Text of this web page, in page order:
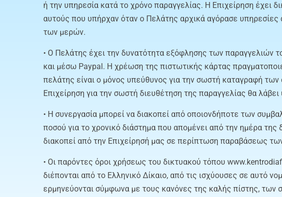
ή την υπηρεσία κατά το χρόνο παραγγελίας. Η Επιχείρηση
αυτούς που υπήρχαν όταν ο Πελάτης αρχικά αγόρασε
των μερών.
• Ο Πελάτης έχει την δυνατότητα εξόφλησης των παραγγελιών
και μέσω Paypal. Η χρέωση της πιστωτικής κάρτας
πελάτης είναι ο μόνος υπεύθυνος για την σωστή καταγραφή
Επιχείρηση για την σωστή διευθέτηση της παραγγελίας θα
• Η συνεργασία μπορεί να διακοπεί από οποιονδήποτε των
ποσού για το χρονικό διάστημα που απομένει από την ημέρα
διακοπεί από την Επιχείρησή μας σε περίπτωση παραβάσεως
• Οι παρόντες όροι χρήσεως του δικτυακού τόπου
διέπονται από το Ελληνικό Δίκαιο, από τις ισχύουσες σε αυτό
ερμηνεύονται σύμφωνα με τους κανόνες της καλής πίστης, των